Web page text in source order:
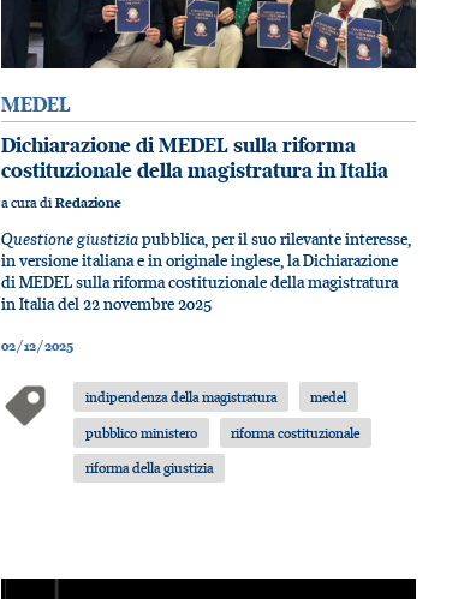
MEDEL
Dichiarazione di MEDEL sulla riforma
costituzionale della magistratura in Italia
a cura diRedazione
Questione giustiziapubblica, per il suo rilevante interesse,
in versione italiana e in originale inglese, la Dichiarazione
di MEDEL sulla riforma costituzionale della magistratura
in Italia del 22 novembre 2025
02/12/2025
indipendenza della magistratura
medel
pubblico ministero
riforma costituzionale
riforma della giustizia